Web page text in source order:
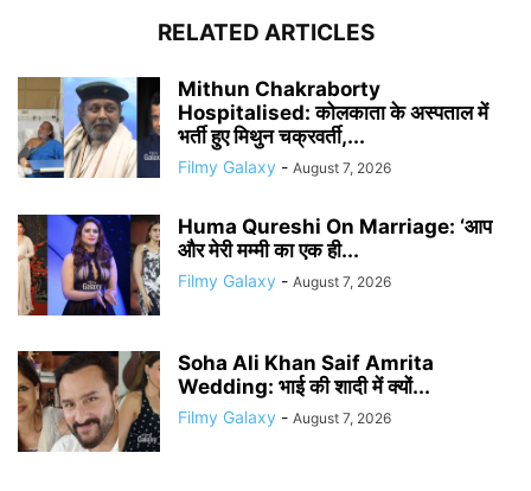
RELATED ARTICLES
Mithun Chakraborty
Hospitalised: कोलकाता के अस्पताल में
भर्ती हुए मिथुन चक्रवर्ती,...
Filmy Galaxy - August 7, 2026
Huma Qureshi On Marriage: ‘आप
और मेरी मम्मी का एक ही...
Filmy Galaxy - August 7, 2026
Soha Ali Khan Saif Amrita
Wedding: भाई की शादी में क्यों...
Filmy Galaxy - August 7, 2026